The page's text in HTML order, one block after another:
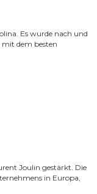
Es wurde nach und
dem besten
Joulin gestärkt. Die
in Europa,